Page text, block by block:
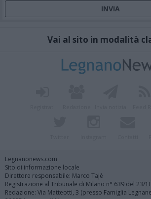
Vai al sito in modalità
Legnanonews.com
Sito di informazione locale
Direttore responsabile: Marco Tajè
Registrazione al Tribunale di Milano n° 639 del 23/
Redazione: Via Matteotti, 3 (presso Famiglia